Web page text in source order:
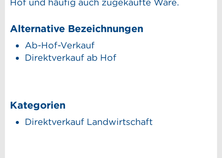
Hof und häufig auch zugekaufte Ware.
Alternative Bezeichnungen
Ab-Hof-Verkauf
Direktverkauf ab Hof
Kategorien
Direktverkauf Landwirtschaft